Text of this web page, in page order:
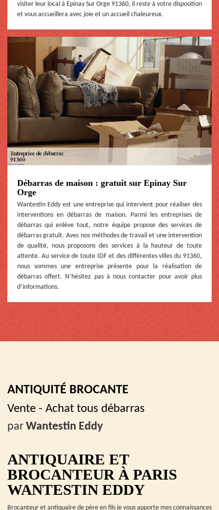
visiter leur local à Epinay Sur Orge 91360, il reste à votre disposition
et vous accueillera avec joie et un accueil chaleureux.
Débarras de maison : gratuit sur Epinay Sur
Orge
Wantestin Eddy est une entreprise qui intervient pour réaliser des
interventions en débarras de maison. Parmi les entreprises de
débarras qui enlève tout, notre équipe propose des services de
débarras gratuit. Avec nos méthodes de travail et une intervention
de qualité, nous proposons des services à la hauteur de toute
attente. Au service de toute IDF et des différentes villes du 91360,
nous sommes une entreprise présente pour la réalisation de
débarras offert. N’hésitez pas à nous contacter pour avoir plus
d’informations.
ANTIQUITÉ BROCANTE
Vente - Achat tous débarras
par Wantestin Eddy
ANTIQUAIRE ET
BROCANTEUR À PARIS
WANTESTIN EDDY
Brocanteur et antiquaire de père en fils je vous apporte mes connaissances